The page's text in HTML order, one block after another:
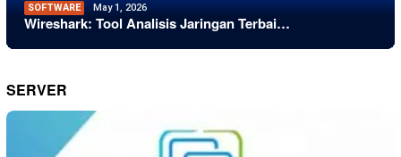
SOFTWARE May 1, 2026
Wireshark: Tool Analisis Jaringan Terbai…
SERVER